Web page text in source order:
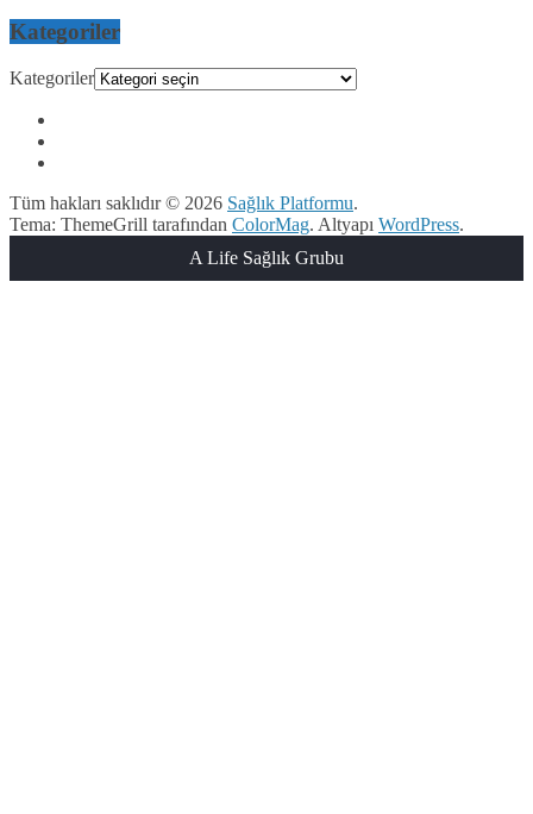
Kategoriler
Kategoriler
Tüm hakları saklıdır © 2026 Sağlık Platformu.
Tema: ThemeGrill tarafından ColorMag. Altyapı WordPress.
A Life Sağlık Grubu